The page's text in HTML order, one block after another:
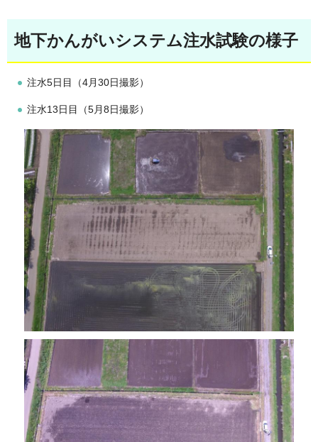
地下かんがいシステム注水試験の様子
注水5日目（4月30日撮影）
注水13日目（5月8日撮影）